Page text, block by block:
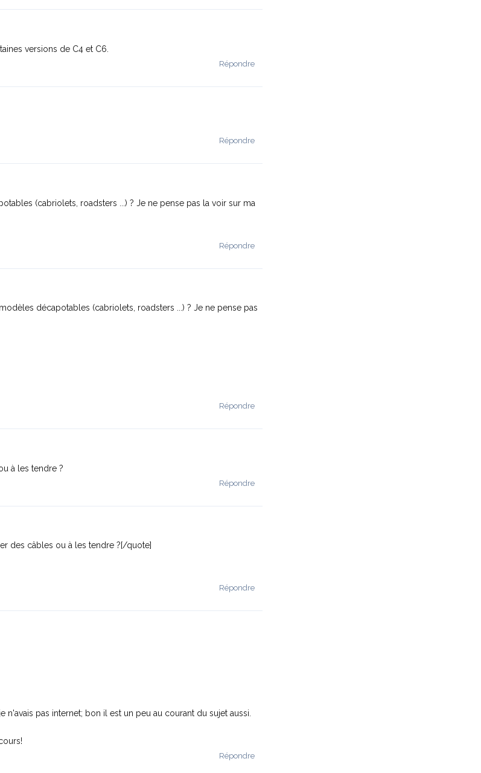
versions de C4 et C6.
Répondre
Répondre
(cabriolets, roadsters ...) ? Je ne pense pas la voir sur ma
Répondre
décapotables (cabriolets, roadsters ...) ? Je ne pense pas
Répondre
à les tendre ?
Répondre
des câbles ou à les tendre ?[/quote]
Répondre
pas internet; bon il est un peu au courant du sujet aussi.
Répondre